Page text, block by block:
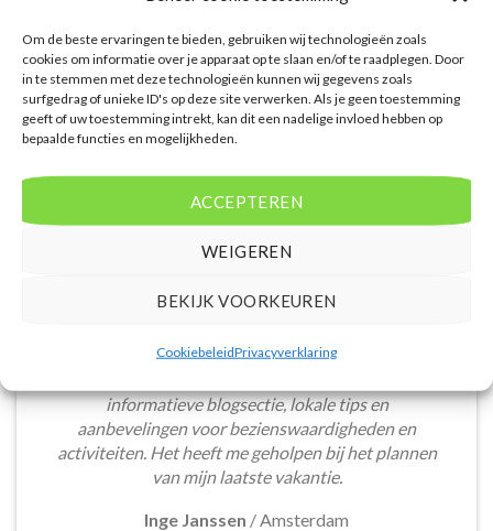
Om de beste ervaringen te bieden, gebruiken wij technologieën zoals
cookies om informatie over je apparaat op te slaan en/of te raadplegen. Door
in te stemmen met deze technologieën kunnen wij gegevens zoals
surfgedrag of unieke ID's op deze site verwerken. Als je geen toestemming
geeft of uw toestemming intrekt, kan dit een nadelige invloed hebben op
bepaalde functies en mogelijkheden.
ACCEPTEREN
WEIGEREN
BEKIJK VOORKEUREN
CookiebeleidPrivacyverklaring
WAT ZE OVER ONS ZEGGEN
accommodaties met verschillende filters zoals
time prijsinformatie en de mogelijkheid om direct op
informatieve blogsectie, lokale tips en
aanbevelingen voor bezienswaardigheden en
activiteiten. Het heeft me geholpen bij het plannen
van mijn laatste vakantie.
Inge Janssen / Amsterdam